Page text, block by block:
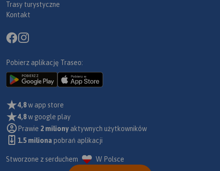
Trasy turystyczne
Kontakt
Pobierz aplikację Traseo:
4,8w app store
4,8w google play
Prawie 2 miliony aktywnych użytkowników
1.5 miliona pobrań aplikacji
Stworzone z serduchem W Polsce